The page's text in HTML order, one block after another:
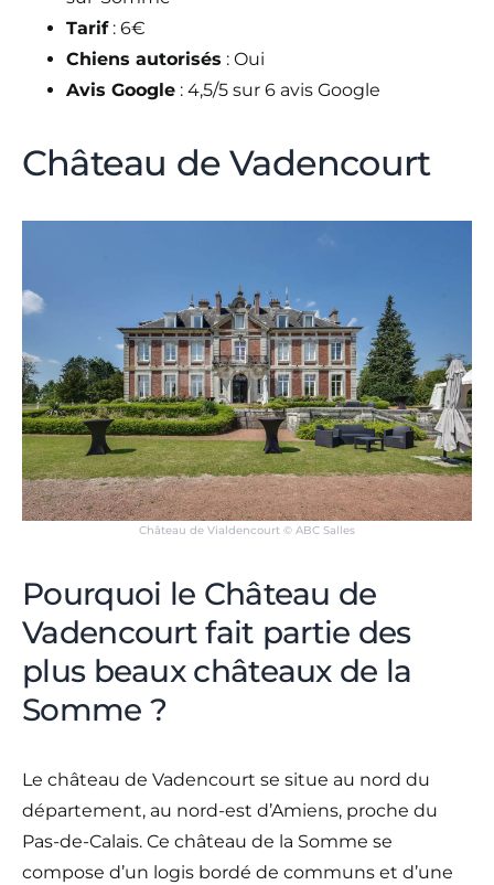
Tarif: 6€
Chiens autorisés : Oui
Avis Google : 4,5/5 sur 6 avis Google
Château de Vadencourt
Château de Vialdencourt © ABC Salles
Pourquoi le Château de
Vadencourt fait partie des
plus beaux châteaux de la
Somme ?
Le château de Vadencourt se situe au nord du
département, au nord-est d’Amiens, proche du
Pas-de-Calais. Ce château de la Somme se
compose d’un logis bordé de communs et d’une